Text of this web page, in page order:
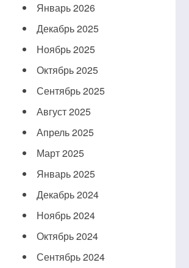
Январь 2026
Декабрь 2025
Ноябрь 2025
Октябрь 2025
Сентябрь 2025
Август 2025
Апрель 2025
Март 2025
Январь 2025
Декабрь 2024
Ноябрь 2024
Октябрь 2024
Сентябрь 2024